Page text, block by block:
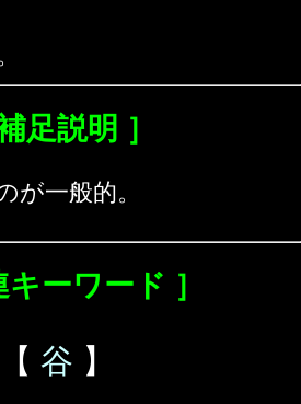
足説明 ］
が一般的。
キーワード ］
【 谷 】